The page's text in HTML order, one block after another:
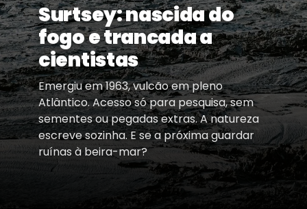
Surtsey: nascida do
fogo e trancada a
cientistas
Emergiu em 1963, vulcão em pleno
Atlântico. Acesso só para pesquisa, sem
sementes ou pegadas extras. A natureza
escreve sozinha. E se a próxima guardar
ruínas à beira-mar?